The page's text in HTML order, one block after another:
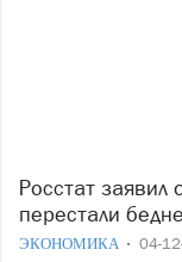
Росстат заявил о том, что жители страны
перестали
ЭКОНОМИКА 04-